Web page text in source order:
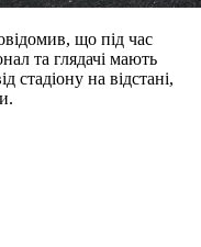
що під час
та глядачі мають
стадіону на відстані,